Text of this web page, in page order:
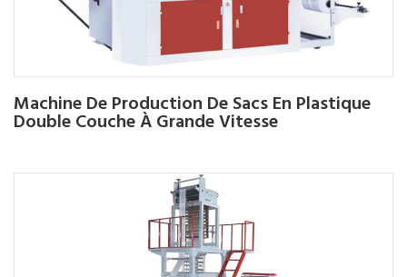
Machine De Production De Sacs En Plastique
Double Couche À Grande Vitesse